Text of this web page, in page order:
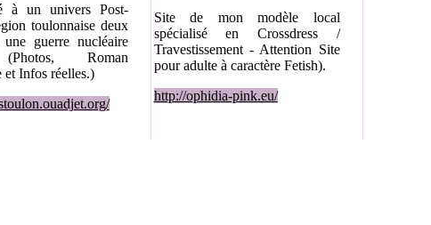
à un univers Post-
toulonnaise deux
une guerre nucléaire
Roman
et Infos réelles.)
Site de mon modèle local
spécialisé en Crossdress /
Travestissement - Attention Site
pour adulte à caractère Fetish).
http://ophidia-pink.eu/